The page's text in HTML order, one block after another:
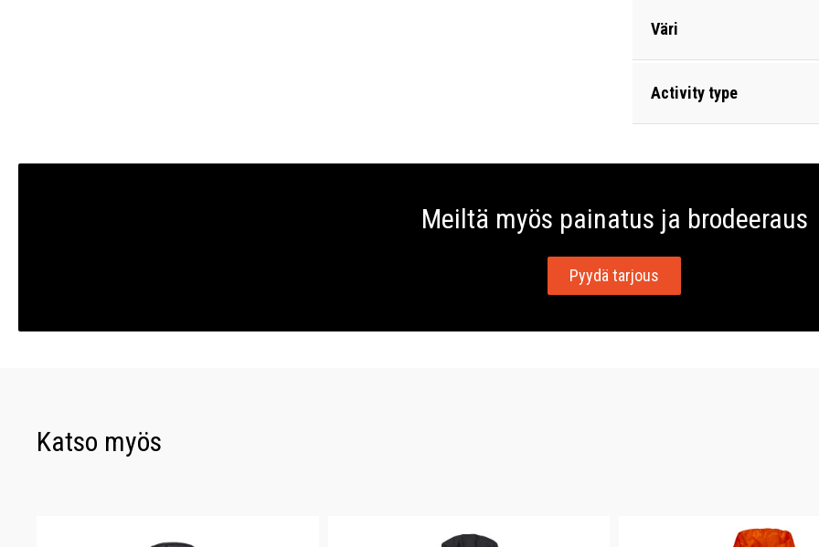
Väri
Activity type
Meiltä myös painatus ja brodeeraus
Pyydä tarjous
Katso myös